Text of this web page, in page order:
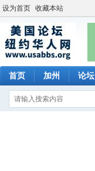
设为首页 收藏本站
首页 加州 论坛